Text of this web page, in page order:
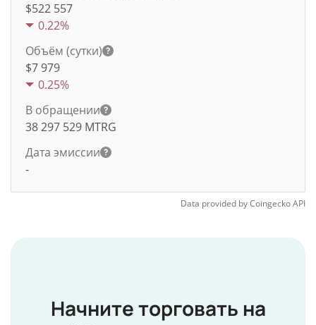
$522 557
0.22%
Объём (сутки)
$7 979
0.25%
В обращении
38 297 529 MTRG
Дата эмиссии
-
Data provided byCoingeckoAPI
Начните торговать на